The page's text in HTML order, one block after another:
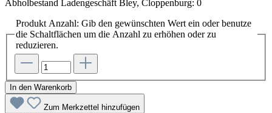
Abholbestand Ladengeschäft Bley, Cloppenburg: 0
Produkt Anzahl: Gib den gewünschten Wert ein oder benutze
die Schaltflächen um die Anzahl zu erhöhen oder zu
reduzieren.
In den Warenkorb
Zum Merkzettel hinzufügen